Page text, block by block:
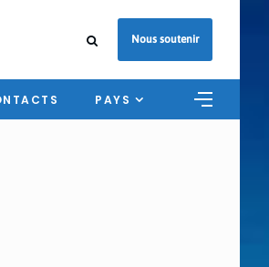
Nous soutenir
PAYS